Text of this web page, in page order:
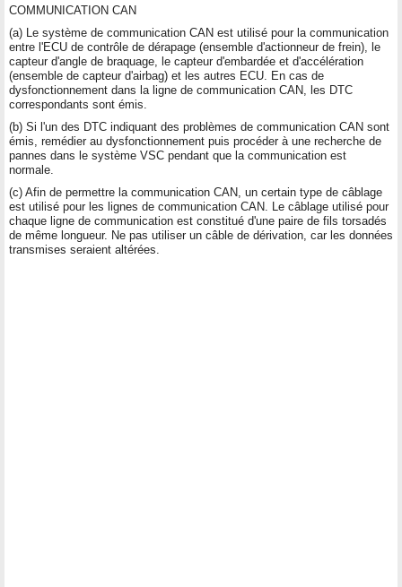
COMMUNICATION CAN
(a) Le système de communication CAN est utilisé pour la communication
entre l'ECU de contrôle de dérapage (ensemble d'actionneur de frein), le
capteur d'angle de braquage, le capteur d'embardée et d'accélération
(ensemble de capteur d'airbag) et les autres ECU. En cas de
dysfonctionnement dans la ligne de communication CAN, les DTC
correspondants sont émis.
(b) Si l'un des DTC indiquant des problèmes de communication CAN sont
émis, remédier au dysfonctionnement puis procéder à une recherche de
pannes dans le système VSC pendant que la communication est
normale.
(c) Afin de permettre la communication CAN, un certain type de câblage
est utilisé pour les lignes de communication CAN. Le câblage utilisé pour
chaque ligne de communication est constitué d'une paire de fils torsadés
de même longueur. Ne pas utiliser un câble de dérivation, car les données
transmises seraient altérées.